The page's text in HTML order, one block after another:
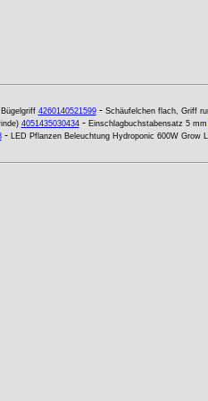
Bügelgriff 4260140521599- Schäufelchen flach, Griff
4051435030434- Einschlagbuchstabensatz 5 mm
- LED Pflanzen Beleuchtung Hydroponic 600W Grow